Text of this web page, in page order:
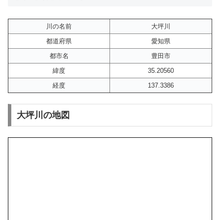
川の名前
大坪川
都道府県
愛知県
都市名
豊田市
緯度
35.20560
経度
137.3386
大坪川の地図